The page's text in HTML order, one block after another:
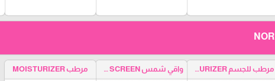
مرطب للجسم BODY MOISTURIZER واقي شمس SUN SCREEN مرطب MOISTURIZER